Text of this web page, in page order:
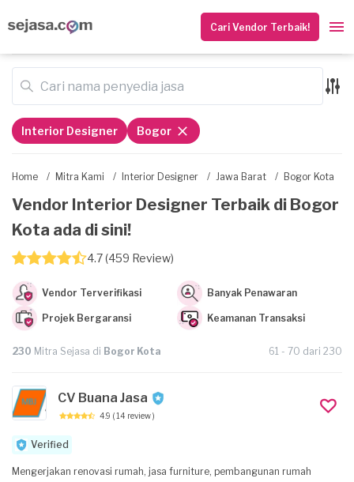
Cari Vendor Terbaik!
Home / Mitra Kami / Interior Designer / Jawa Barat / Bogor Kota
Vendor Interior Designer Terbaik di Bogor
Kota ada di sini!
4.7 (459 Review)
Vendor Terverifikasi Banyak Penawaran
Projek Bergaransi Keamanan Transaksi
230 Mitra Sejasa di Bogor Kota 61 - 70 dari 230
Interior Designer Bogor
CV Buana Jasa
4.9 ( 14 review )
Verified
Mengerjakan renovasi rumah, jasa furniture, pembangunan rumah